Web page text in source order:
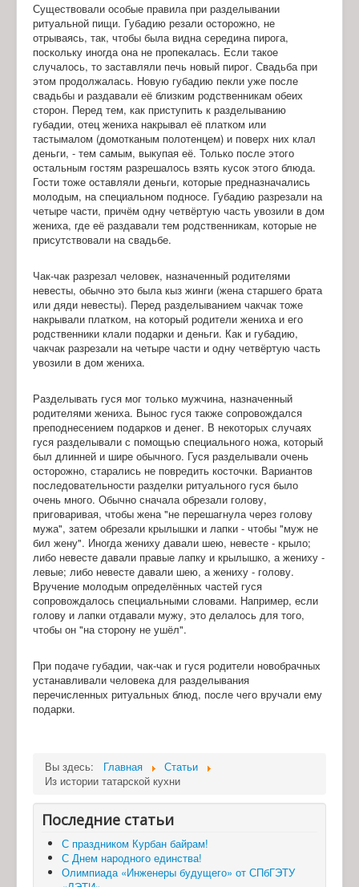
Существовали особые правила при разделывании
ритуальной пищи. Губадию резали осторожно, не
отрываясь, так, чтобы была видна середина пирога,
поскольку иногда она не пропекалась. Если такое
случалось, то заставляли печь новый пирог. Свадьба при
этом продолжалась. Новую губадию пекли уже после
свадьбы и раздавали её близким родственникам обеих
сторон. Перед тем, как приступить к разделыванию
губадии, отец жениха накрывал её платком или
тастымалом (домотканым полотенцем) и поверх них клал
деньги, - тем самым, выкупая её. Только после этого
остальным гостям разрешалось взять кусок этого блюда.
Гости тоже оставляли деньги, которые предназначались
молодым, на специальном подносе. Губадию разрезали на
четыре части, причём одну четвёртую часть увозили в дом
жениха, где её раздавали тем родственникам, которые не
присутствовали на свадьбе.
Чак-чак разрезал человек, назначенный родителями
невесты, обычно это была кыз жинги (жена старшего брата
или дяди невесты). Перед разделыванием чакчак тоже
накрывали платком, на который родители жениха и его
родственники клали подарки и деньги. Как и губадию,
чакчак разрезали на четыре части и одну четвёртую часть
увозили в дом жениха.
Разделывать гуся мог только мужчина, назначенный
родителями жениха. Вынос гуся также сопровождался
преподнесением подарков и денег. В некоторых случаях
гуся разделывали с помощью специального ножа, который
был длинней и шире обычного. Гуся разделывали очень
осторожно, старались не повредить косточки. Вариантов
последовательности разделки ритуального гуся было
очень много. Обычно сначала обрезали голову,
приговаривая, чтобы жена "не перешагнула через голову
мужа", затем обрезали крылышки и лапки - чтобы "муж не
бил жену". Иногда жениху давали шею, невесте - крыло;
либо невесте давали правые лапку и крылышко, а жениху -
левые; либо невесте давали шею, а жениху - голову.
Вручение молодым определённых частей гуся
сопровождалось специальными словами. Например, если
голову и лапки отдавали мужу, это делалось для того,
чтобы он "на сторону не ушёл".
При подаче губадии, чак-чак и гуся родители новобрачных
устанавливали человека для разделывания
перечисленных ритуальных блюд, после чего вручали ему
подарки.
Вы здесь: Главная
Статьи
Из истории татарской кухни
Последние статьи
С праздником Курбан байрам!
С Днем народного единства!
Олимпиада «Инженеры будущего» от СПбГЭТУ